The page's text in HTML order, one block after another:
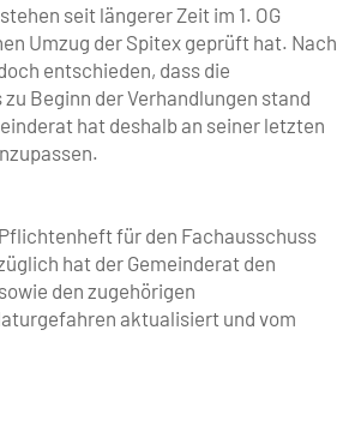
seit längerer Zeit im 1. OG
Umzug der Spitex geprüft hat. Nach
entschieden, dass die
Beginn der Verhandlungen stand
hat deshalb an seiner letzten
für den Fachausschuss
hat der Gemeinderat den
den zugehörigen
aktualisiert und vom